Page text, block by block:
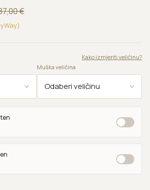
€
Kako izmjeriti veličinu?
Muška veličina